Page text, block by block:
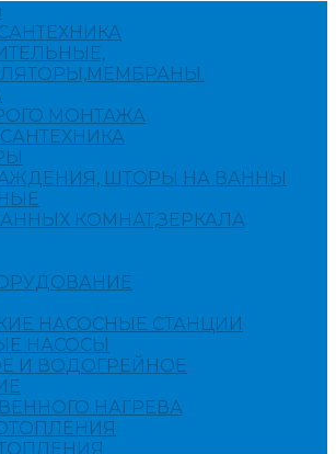
МОНТАЖА
ШТОРЫ НА ВАННЫ
КОМНАТ,ЗЕРКАЛА
НАСОСНЫЕ СТАНЦИИ
НАСОСЫ
И ВОДОГРЕЙНОЕ
НАГРЕВА